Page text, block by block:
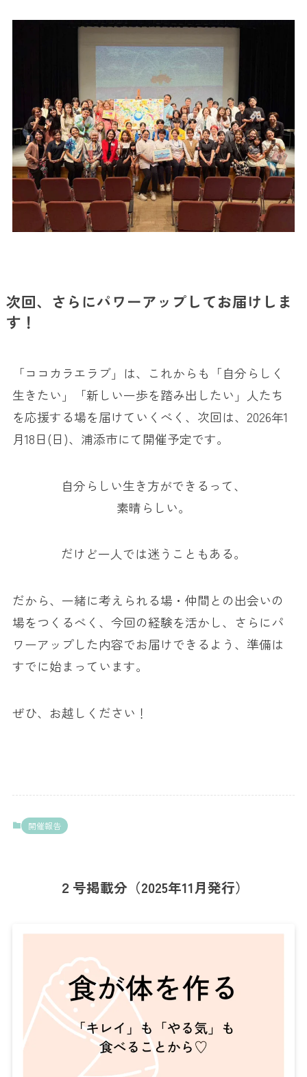
次回、さらにパワーアップしてお届けしま
す！
「ココカラエラブ」は、これからも「自分らしく
生きたい」「新しい一歩を踏み出したい」人たち
を応援する場を届けていくべく、次回は、2026年1
月18日(日)、浦添市にて開催予定です。
自分らしい生き方ができるって、
素晴らしい。
だけど一人では迷うこともある。
だから、一緒に考えられる場・仲間との出会いの
場をつくるべく、今回の経験を活かし、さらにパ
ワーアップした内容でお届けできるよう、準備は
すでに始まっています。
ぜひ、お越しください！
開催報告
２号掲載分（2025年11月発行）